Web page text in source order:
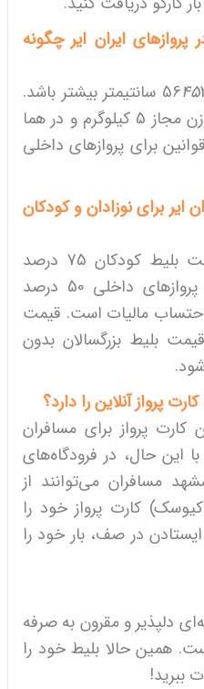
ایران ایر چگونه
45
25 سانتیمتر بیشتر باشد.
در کلاس اکونومی، حداکثر وزن مجاز 5 کیلوگرم و در هما
قوانین برای پروازهای داخلی
ایر برای نوزادان و کودکان
در پروازهای بین‌المللی، قیمت بلیط کودکان 75 درصد
قیمت بلیط بزرگسالان و در پروازهای داخلی 50 درصد
مالیات است. قیمت
نیز 10 درصد قیمت بلیط بزرگسالان بدون
پرواز برای مسافران
این حال، در فرودگاه‌های
مسافران می‌توانند از
کارت پرواز خود را
در صف، بار خود را
دلپذیر و مقرون به صرفه
همین حالا بلیط خود را
ببرید!